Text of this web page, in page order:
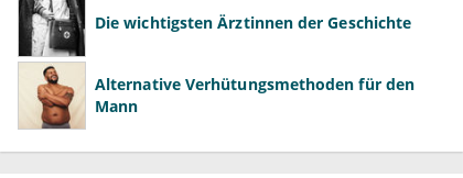
Die wichtigsten Ärztinnen der Geschichte
Alternative Verhütungsmethoden für den
Mann